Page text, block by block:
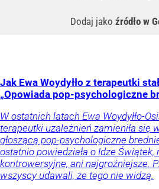
Dodaj jako źródło w
Jak Ewa Woydyłło z terapeutki
„Opowiada pop-psychologiczne
W ostatnich latach Ewa Woydyłło-
terapeutki uzależnień zamieniła się
głoszącą pop-psychologiczne
ostatnio powiedziała o Idze
kontrowersyjne, ani najgroźniejsze.
wszyscy udawali, że tego nie widzą.